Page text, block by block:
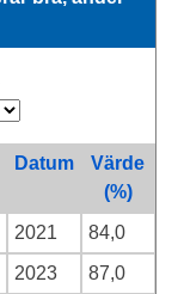
Datum
Värde
(%)
2021
84,0
2023
87,0